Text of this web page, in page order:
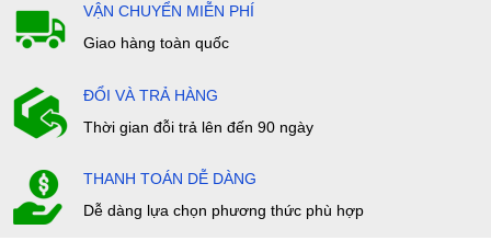
VẬN CHUYỂN MIỄN PHÍ
Giao hàng toàn quốc
ĐỔI VÀ TRẢ HÀNG
Thời gian đỗi trả lên đến 90 ngày
THANH TOÁN DỄ DÀNG
Dễ dàng lựa chọn phương thức phù hợp